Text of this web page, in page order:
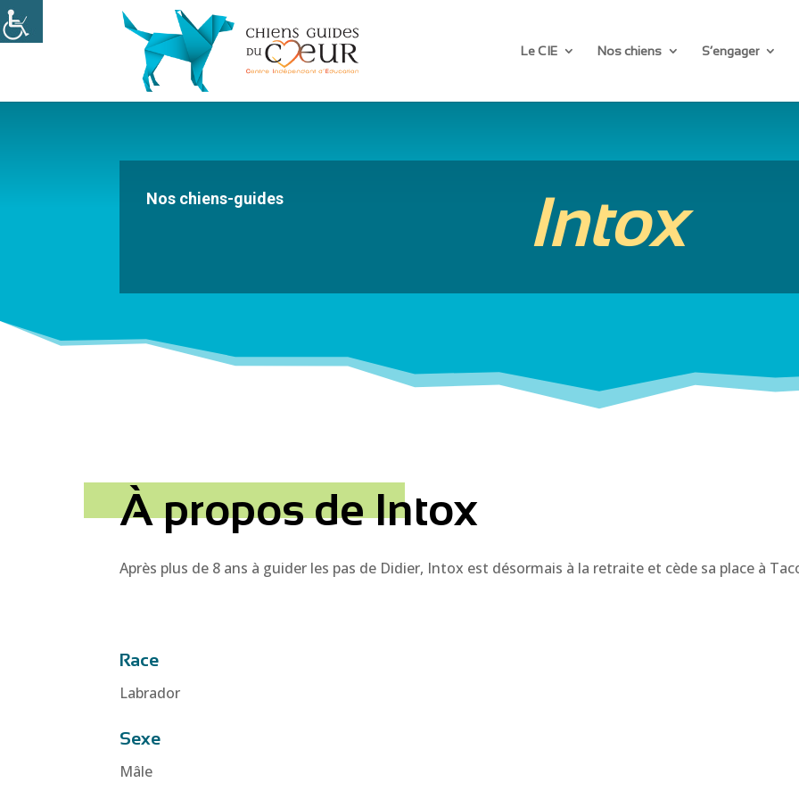
Le CIE Nos chiens S’engager
Nos chiens-guides Intox
À propos de Intox
Après plus de 8 ans à guider les pas de Didier, Intox est désormais à la retraite et cède sa place à
Race
Labrador
Sexe
Mâle